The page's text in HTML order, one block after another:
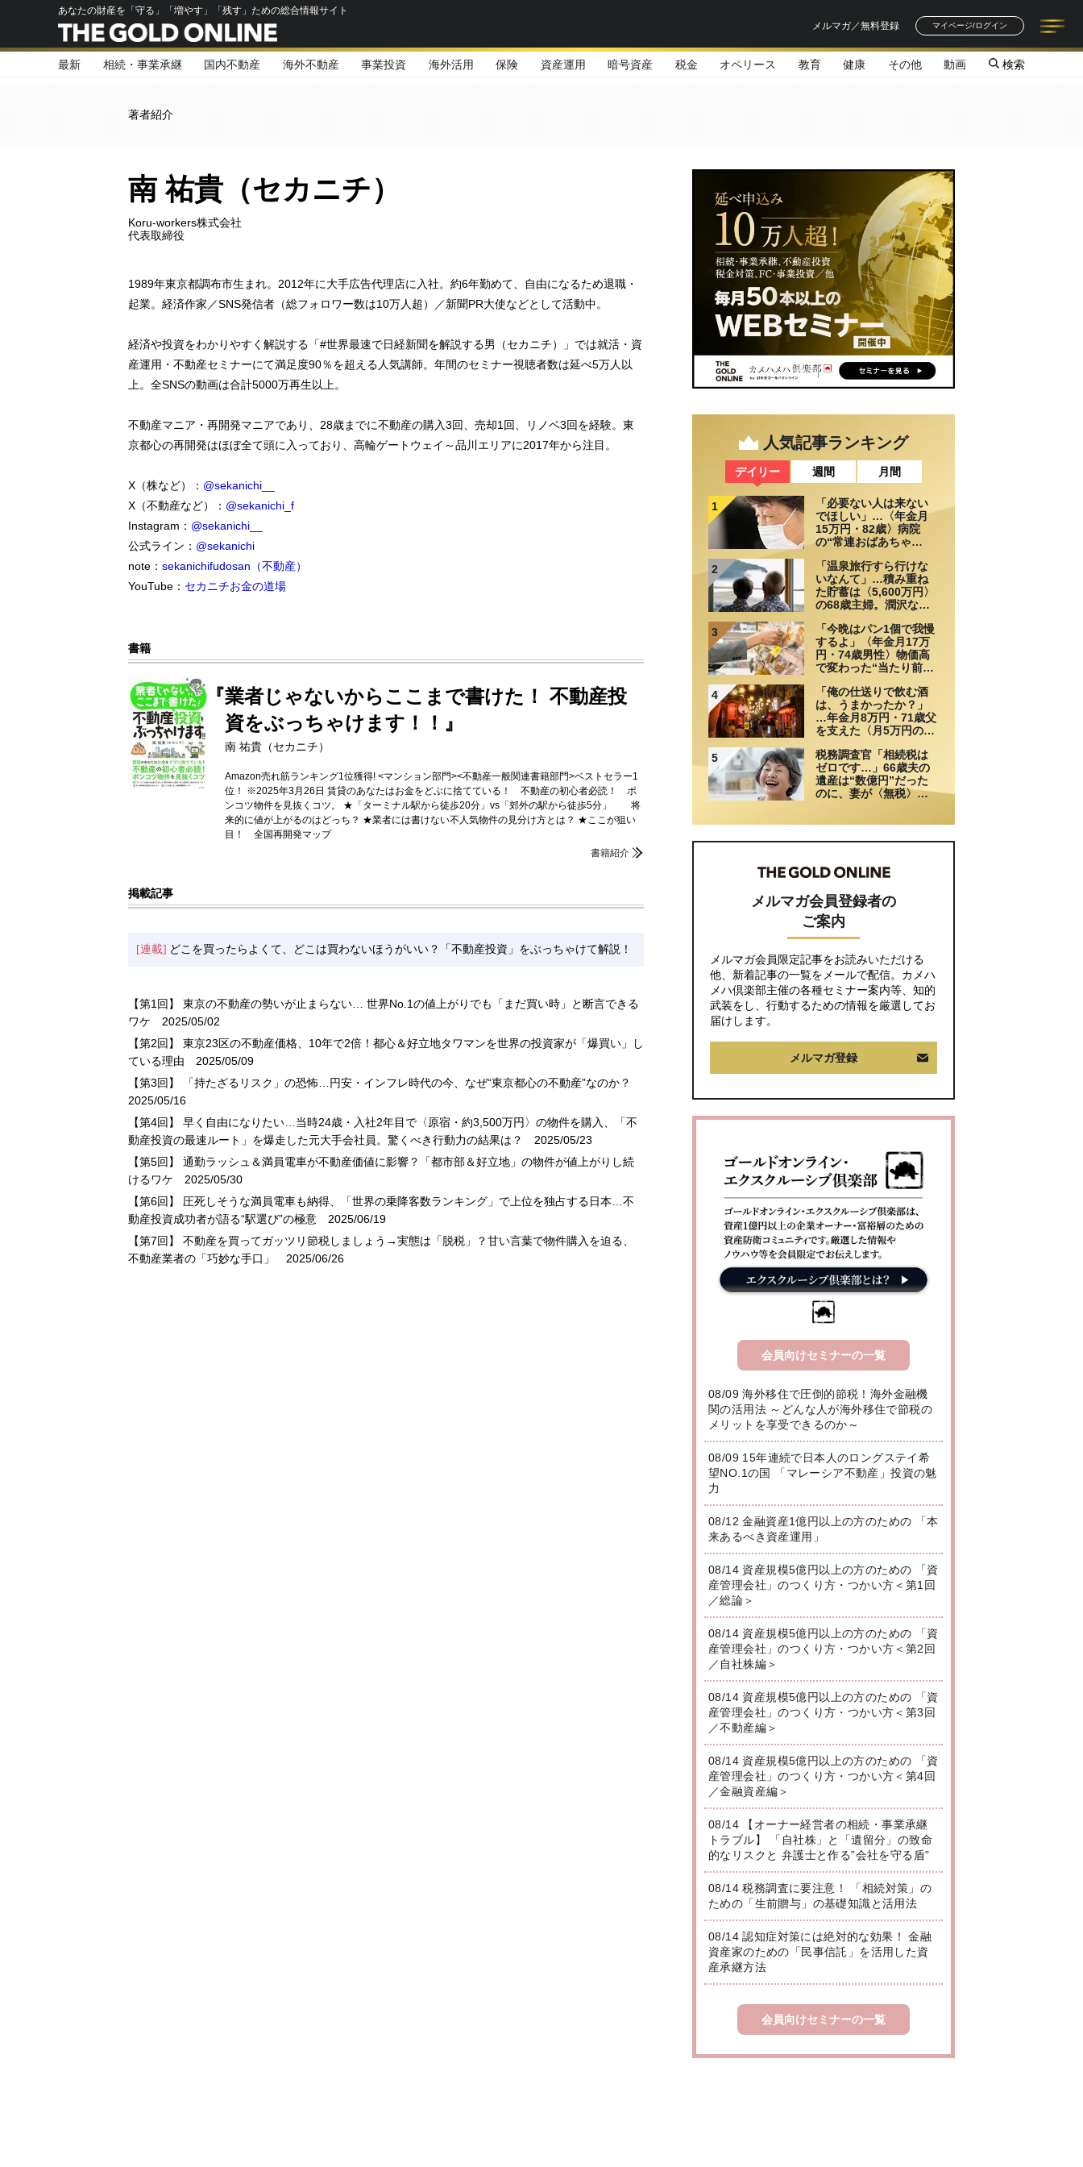
あなたの財産を「守る」「増やす」「残す」ための総合情報サイト
メルマガ／無料登録
マイページ/ログイン
記事一覧
著者一覧
最新 相続・事業承継 国内不動産 海外不動産 事業投資 海外活用 保険 資産運用 暗号資産 税金 オペリース 教育 健康 その他 動画 検索
著者紹介
南 祐貴（セカニチ）
Koru-workers株式会社
代表取締役
1989年東京都調布市生まれ。2012年に大手広告代理店に入社。約6年勤めて、自由になるため退職・
起業。経済作家／SNS発信者（総フォロワー数は10万人超）／新聞PR大使などとして活動中。
経済や投資をわかりやすく解説する「#世界最速で日経新聞を解説する男（セカニチ）」では就活・資
産運用・不動産セミナーにて満足度90％を超える人気講師。年間のセミナー視聴者数は延べ5万人以
上。全SNSの動画は合計5000万再生以上。
不動産マニア・再開発マニアであり、28歳までに不動産の購入3回、売却1回、リノベ3回を経験。東
京都心の再開発はほぼ全て頭に入っており、高輪ゲートウェイ～品川エリアに2017年から注目。
X（株など）： @sekanichi__
X（不動産など）： @sekanichi_f
Instagram： @sekanichi__
公式ライン： @sekanichi
note： sekanichifudosan（不動産）
YouTube： セカニチお金の道場
書籍
『業者じゃないからここまで書けた！ 不動産投
資をぶっちゃけます！！』
南 祐貴（セカニチ）
Amazon売れ筋ランキング1位獲得! <マンション部門><不動産一般関連書籍部門>ベストセラー1
位！ ※2025年3月26日 賃貸のあなたはお金をどぶに捨てている！ 不動産の初心者必読！ ポ
ンコツ物件を見抜くコツ。 ★「ターミナル駅から徒歩20分」vs「郊外の駅から徒歩5分」 将
来的に値が上がるのはどっち？ ★業者には書けない不人気物件の見分け方とは？ ★ここが狙い
目！ 全国再開発マップ
書籍紹介
掲載記事
[連載] どこを買ったらよくて、どこは買わないほうがいい？「不動産投資」をぶっちゃけて解説！
【第1回】 東京の不動産の勢いが止まらない… 世界No.1の値上がりでも「まだ買い時」と断言できる
ワケ 2025/05/02
【第2回】 東京23区の不動産価格、10年で2倍！都心＆好立地タワマンを世界の投資家が「爆買い」し
ている理由 2025/05/09
【第3回】 「持たざるリスク」の恐怖…円安・インフレ時代の今、なぜ“東京都心の不動産”なのか？
2025/05/16
【第4回】 早く自由になりたい…当時24歳・入社2年目で〈原宿・約3,500万円〉の物件を購入、「不
動産投資の最速ルート」を爆走した元大手会社員。驚くべき行動力の結果は？
2025/05/23
【第5回】 通勤ラッシュ＆満員電車が不動産価値に影響？「都市部＆好立地」の物件が値上がりし続
けるワケ 2025/05/30
【第6回】 圧死しそうな満員電車も納得、「世界の乗降客数ランキング」で上位を独占する日本…不
動産投資成功者が語る“駅選び”の極意 2025/06/19
【第7回】 不動産を買ってガッツリ節税しましょう→実態は「脱税」？甘い言葉で物件購入を迫る、
不動産業者の「巧妙な手口」
2025/06/26
人気記事ランキング
デイリー 週間 月間
1
「必要ない人は来ない
でほしい」…〈年金月
15万円・82歳〉病院
の“常連おばあちゃ
社員の本音。それでも
通い続ける理由
2
「温泉旅行すら行けな
いなんて」…積み重ね
た貯蓄は〈5,600万円〉
の68歳主婦。潤沢な老
「馬鹿だった」肩を落
とす理由
3
「今晩はパン1個で我慢
するよ」〈年金月17万
円・74歳男性〉物価高
で変わった“当たり前の
4
「俺の仕送りで飲む酒
は、うまかったか？」
…年金月8万円・71歳父
を支えた〈月5万円の援
5
税務調査官「相続税は
ゼロです…」66歳夫の
遺産は“数億円”だった
のに、妻が〈無税〉で
メルマガ会員登録者の
ご案内
メルマガ会員限定記事をお読みいただける
他、新着記事の一覧をメールで配信。カメハ
メハ倶楽部主催の各種セミナー案内等、知的
武装をし、行動するための情報を厳選してお
届けします。
メルマガ登録
会員向けセミナーの一覧
08/09 海外移住で圧倒的節税！海外金融機
関の活用法 ～どんな人が海外移住で節税の
メリットを享受できるのか～
08/09 15年連続で日本人のロングステイ希
望NO.1の国 「マレーシア不動産」投資の魅
力
08/12 金融資産1億円以上の方のための 「本
来あるべき資産運用」
08/14 資産規模5億円以上の方のための 「資
産管理会社」のつくり方・つかい方＜第1回
／総論＞
08/14 資産規模5億円以上の方のための 「資
産管理会社」のつくり方・つかい方＜第2回
／自社株編＞
08/14 資産規模5億円以上の方のための 「資
産管理会社」のつくり方・つかい方＜第3回
／不動産編＞
08/14 資産規模5億円以上の方のための 「資
産管理会社」のつくり方・つかい方＜第4回
／金融資産編＞
08/14 【オーナー経営者の相続・事業承継
トラブル】 「自社株」と「遺留分」の致命
的なリスクと 弁護士と作る”会社を守る盾”
08/14 税務調査に要注意！ 「相続対策」の
ための「生前贈与」の基礎知識と活用法
08/14 認知症対策には絶対的な効果！ 金融
資産家のための「民事信託」を活用した資
産承継方法
会員向けセミナーの一覧